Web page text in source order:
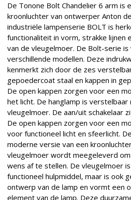
De Tonone Bolt Chandelier 6 arm is
kroonluchter van ontwerper Anton
industriële lampenserie BOLT is
functionaliteit in vorm, strakke lijnen
van de vleugelmoer. De Bolt-serie is
verschillende modellen. Deze
kenmerkt zich door de zes
gepoedercoat staal en kappen in
De open kappen zorgen voor een
het licht. De hanglamp is
vleugelmoer. De aan/uit schakelaar
De open kappen zorgen voor een
voor functioneel licht en sfeerlicht.
moderne versie van een
vleugelmoer wordt meegeleverd
wens af te stellen. De vleugelmoer
functioneel hulpmiddel, maar is ook
ontwerp van de lamp en vormt een
element van de lamp. Deze